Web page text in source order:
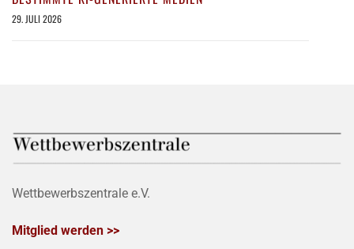
29. JULI 2026
Wettbewerbszentrale e.V.
Mitglied werden >>